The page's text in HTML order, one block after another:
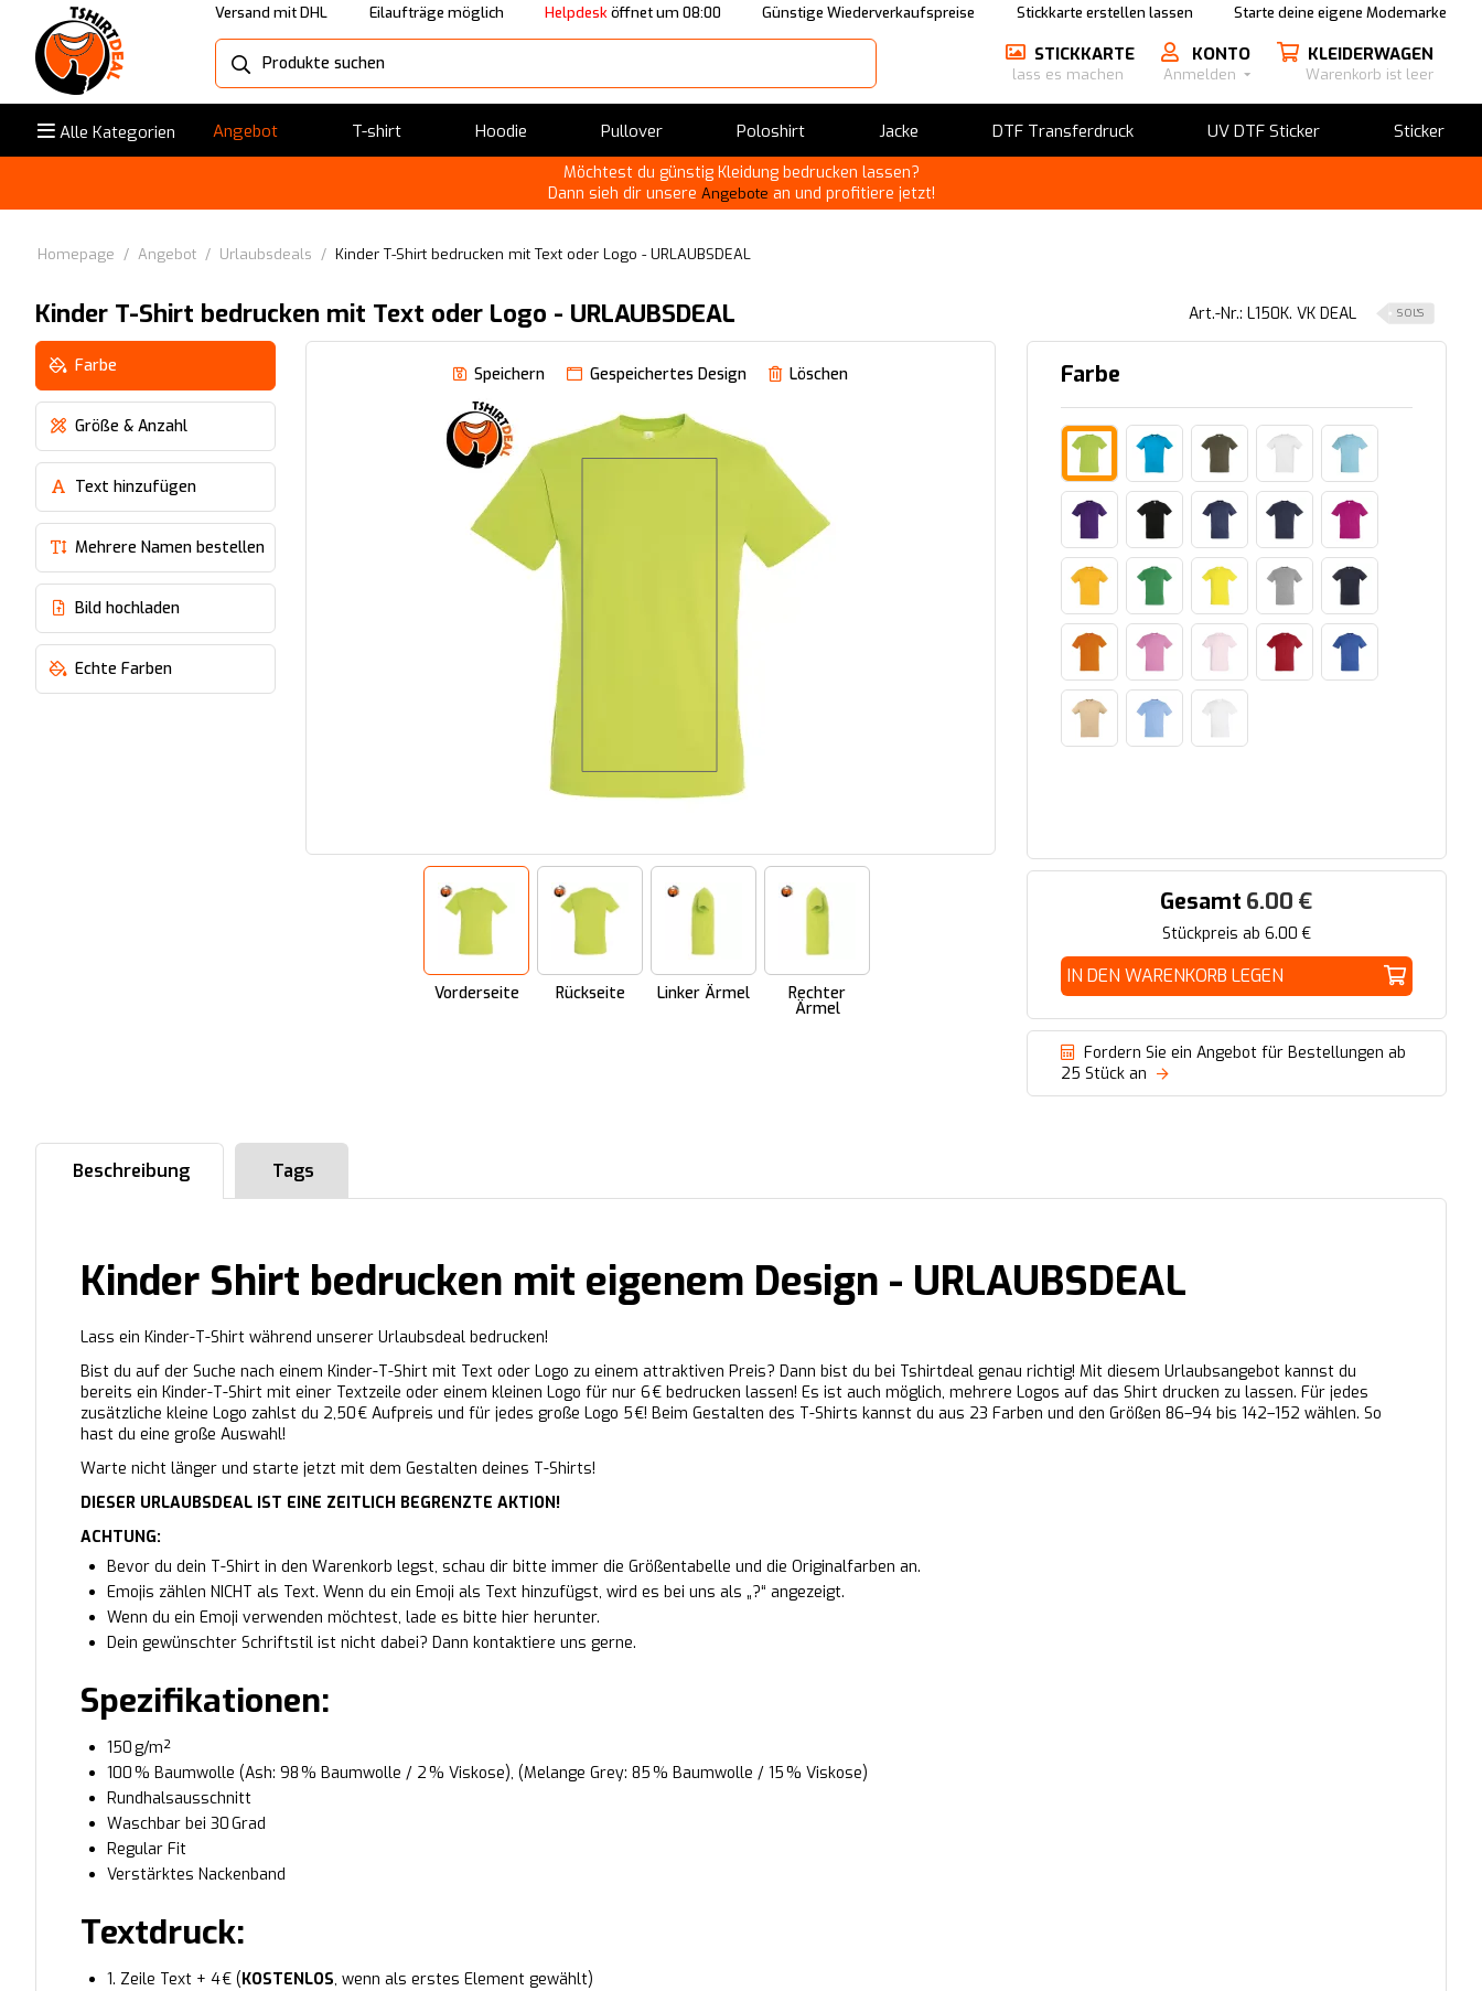
Versand mit DHL Eilaufträge möglich Helpdesköffnet um 08:00 Günstige Wiederverkaufspreise Stickkarte erstellen lassen Starte deine eigene Modemarke
STICKKARTE
lass es machen
KONTO
Anmelden
KLEIDERWAGEN
Warenkorb ist leer
Alle Kategorien Angebot T-shirt Hoodie Pullover Poloshirt Jacke ​DTF Transferdruck UV DTF Sticker Sticker
Möchtest du günstig Kleidung bedrucken lassen?
Dann sieh dir unsere Angebote an und profitiere jetzt!
Homepage / Angebot / Urlaubsdeals / Kinder T-Shirt bedrucken mit Text oder Logo - URLAUBSDEAL
Kinder T-Shirt bedrucken mit Text oder Logo - URLAUBSDEAL SOL'S
Art.-Nr.: L150K. VK DEAL
Farbe
Größe & Anzahl
Text hinzufügen
Mehrere Namen bestellen
Bild hochladen
Echte Farben
Speichern Gespeichertes Design Löschen
Vorderseite Rückseite Linker Ärmel Rechter
Ärmel
Farbe
Gesamt 6.00 €
Stückpreis ab 6.00 €
IN DEN WARENKORB LEGEN
Fordern Sie ein Angebot für Bestellungen ab
25 Stück an
Beschreibung Tags
Kinder Shirt bedrucken mit eigenem Design - URLAUBSDEAL
Lass ein Kinder-T-Shirt während unserer Urlaubsdeal bedrucken!
Bist du auf der Suche nach einem Kinder-T-Shirt mit Text oder Logo zu einem attraktiven Preis? Dann bist du bei Tshirtdeal genau richtig! Mit diesem Urlaubsangebot kannst du
bereits ein Kinder-T-Shirt mit einer Textzeile oder einem kleinen Logo für nur 6 € bedrucken lassen! Es ist auch möglich, mehrere Logos auf das Shirt drucken zu lassen. Für jedes
zusätzliche kleine Logo zahlst du 2,50 € Aufpreis und für jedes große Logo 5 €! Beim Gestalten des T-Shirts kannst du aus 23 Farben und den Größen 86–94 bis 142–152 wählen. So
hast du eine große Auswahl!
Warte nicht länger und starte jetzt mit dem Gestalten deines T-Shirts!
DIESER URLAUBSDEAL IST EINE ZEITLICH BEGRENZTE AKTION!
ACHTUNG:
Bevor du dein T-Shirt in den Warenkorb legst, schau dir bitte immer die Größentabelle und die Originalfarben an.
Emojis zählen NICHT als Text. Wenn du ein Emoji als Text hinzufügst, wird es bei uns als „?“ angezeigt.
Wenn du ein Emoji verwenden möchtest, lade es bitte hier herunter.
Dein gewünschter Schriftstil ist nicht dabei? Dann kontaktiere uns gerne.
Spezifikationen:
150 g/m²
100 % Baumwolle (Ash: 98 % Baumwolle / 2 % Viskose), (Melange Grey: 85 % Baumwolle / 15 % Viskose)
Rundhalsausschnitt
Waschbar bei 30 Grad
Regular Fit
Verstärktes Nackenband
Textdruck:
1. Zeile Text + 4 € (KOSTENLOS, wenn als erstes Element gewählt)